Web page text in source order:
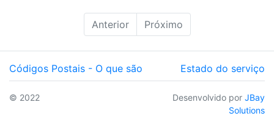
Anterior Próximo
Códigos Postais - O que são Estado do serviço
© 2022 Desenvolvido por JBay
Solutions